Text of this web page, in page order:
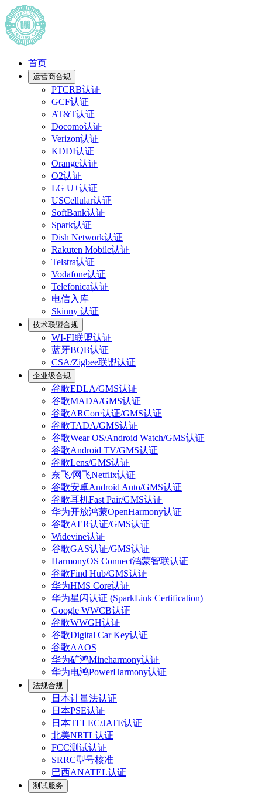
首页
运营商合规
PTCRB认证
GCF认证
AT&T认证
Docomo认证
Verizon认证
KDDI认证
Orange认证
O2认证
LG U+认证
USCellular认证
SoftBank认证
Spark认证
Dish Network认证
Rakuten Mobile认证
Telstra认证
Vodafone认证
Telefonica认证
电信入库
Skinny 认证
技术联盟合规
WI-FI联盟认证
蓝牙BQB认证
CSA/Zigbee联盟认证
企业级合规
谷歌EDLA/GMS认证
谷歌MADA/GMS认证
谷歌ARCore认证/GMS认证
谷歌TADA/GMS认证
谷歌Wear OS/Android Watch/GMS认证
谷歌Android TV/GMS认证
谷歌Lens/GMS认证
奈飞/网飞Netflix认证
谷歌安卓Android Auto/GMS认证
谷歌耳机Fast Pair/GMS认证
华为开放鸿蒙OpenHarmony认证
谷歌AER认证/GMS认证
Widevine认证
谷歌GAS认证/GMS认证
HarmonyOS Connect鸿蒙智联认证
谷歌Find Hub/GMS认证
华为HMS Core认证
华为星闪认证 (SparkLink Certification)
Google WWCB认证
谷歌WWGH认证
谷歌Digital Car Key认证
谷歌AAOS
华为矿鸿Mineharmony认证
华为电鸿PowerHarmony认证
法规合规
日本计量法认证
日本PSE认证
日本TELEC/JATE认证
北美NRTL认证
FCC测试认证
SRRC型号核准
巴西ANATEL认证
测试服务